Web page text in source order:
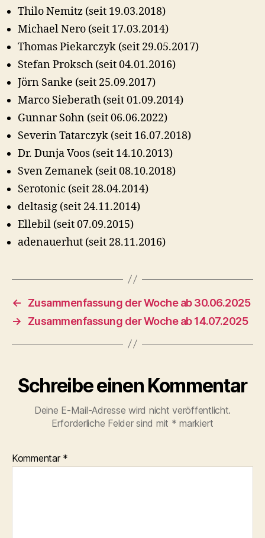
Thilo Nemitz (seit 19.03.2018)
Michael Nero (seit 17.03.2014)
Thomas Piekarczyk (seit 29.05.2017)
Stefan Proksch (seit 04.01.2016)
Jörn Sanke (seit 25.09.2017)
Marco Sieberath (seit 01.09.2014)
Gunnar Sohn (seit 06.06.2022)
Severin Tatarczyk (seit 16.07.2018)
Dr. Dunja Voos (seit 14.10.2013)
Sven Zemanek (seit 08.10.2018)
Serotonic (seit 28.04.2014)
deltasig (seit 24.11.2014)
Ellebil (seit 07.09.2015)
adenauerhut (seit 28.11.2016)
←
Zusammenfassung der Woche ab 30.06.2025
→
Zusammenfassung der Woche ab 14.07.2025
Schreibe einen Kommentar
Deine E-Mail-Adresse wird nicht veröffentlicht.
Erforderliche Felder sind mit * markiert
Kommentar *